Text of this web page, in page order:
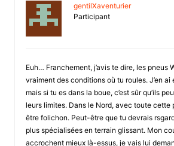
gentilXaventurier
Participant
Euh… Franchement, j’avis te dire, les pneus
vraiment des conditions où tu roules. J’en ai
mais si tu es dans la boue, c’est sûr qu’ils
leurs limites. Dans le Nord, avec toute cette
être folichon. Peut-être que tu devrais
plus spécialisées en terrain glissant. Mon
accrochent mieux là-essus, je vais lui